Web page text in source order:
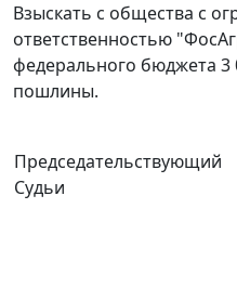
Взыскать с общества с
ответственностью
федерального бюджета 3
пошлины.
Председательствующий
Судьи